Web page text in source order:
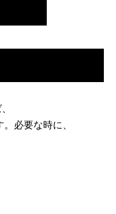
必要な時に、